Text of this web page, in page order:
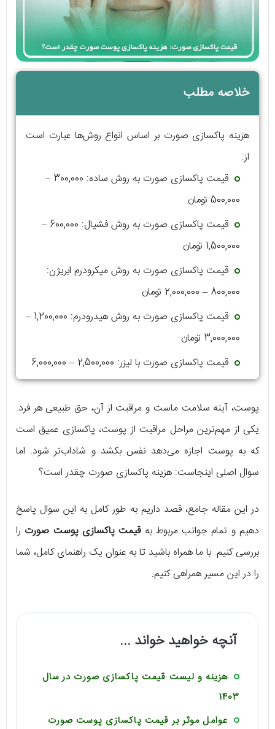
خلاصه مطلب
هزینه پاکسازی صورت بر اساس انواع روش‌ها عبارت است
از:
قیمت پاکسازی صورت به روش ساده: 300,000
–
500,000 تومان
قیمت پاکسازی صورت به روش فشیال: 600,000
–
1,500,000 تومان
قیمت پاکسازی صورت به روش میکرودرم ابریژن:
800,000
–
قیمت پاکسازی صورت به روش هیدرودرم: 1,200,000
–
3,000,000 تومان
قیمت پاکسازی صورت با لیزر: 2,500,000
–
6,000,000
تومان
قیمت پاکسازی صورت بسته به نوع روش، از چند صد هزار
تا چند میلیون تومان متغیر است. با انتخاب روش مناسب،
می‌توانید به نتایج بهتر و ماندگارتری برای پوست خود
برسید.
پوست، آینه سلامت ماست و مراقبت از آن، حق طبیعی هر فرد.
یکی از مهم‌ترین مراحل مراقبت از پوست، پاکسازی عمیق است
که به پوست اجازه می‌دهد نفس بکشد و شاداب‌تر شود. اما
سوال اصلی اینجاست: هزینه پاکسازی صورت چقدر است؟
در این مقاله جامع، قصد داریم به طور کامل به این سوال پاسخ
دهیم و تمام جوانب مربوط بهقیمت پاکسازی پوست صورت را
بررسی کنیم. با ما همراه باشید تا به عنوان یک راهنمای کامل، شما
را در این مسیر همراهی کنیم.
آنچه خواهید خواند ...
هزینه و لیست قیمت پاکسازی صورت در سال
1403
عوامل موثر بر قیمت پاکسازی پوست صورت